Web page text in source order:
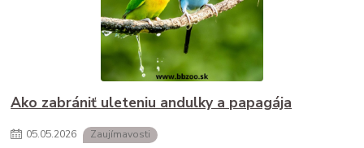
Ako zabrániť uleteniu andulky a papagája
05.05.2026 Zaujímavosti